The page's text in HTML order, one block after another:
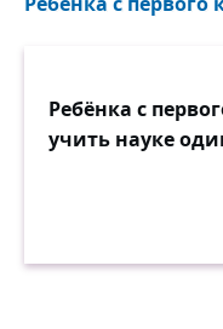
Ребёнка с
учить науке